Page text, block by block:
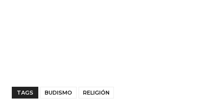
TAGS BUDISMO RELIGIÓN